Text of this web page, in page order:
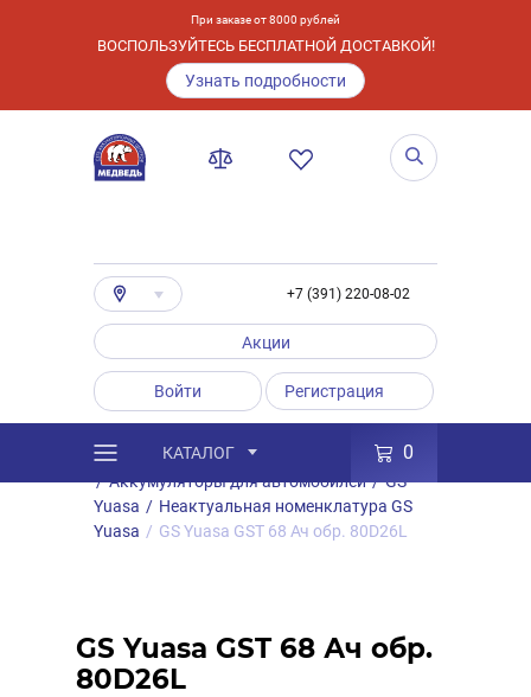
При заказе от 8000 рублей
ВОСПОЛЬЗУЙТЕСЬ БЕСПЛАТНОЙ ДОСТАВКОЙ!
Узнать подробности
+7 (391) 220-08-02
Акции
Войти Регистрация
КАТАЛОГ 0
Каталог / Товары
Аккумуляторы
/ Аккумуляторы для автомобилей / GS
Yuasa / Неактуальная номенклатура GS
Yuasa / GS Yuasa GST 68 Ач обр. 80D26L
GS Yuasa GST 68 Ач обр.
80D26L